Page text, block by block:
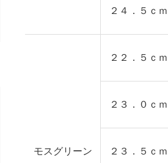
mame
162cm
２４．５ｃｍ
モスグリーン
２２．５ｃｍ
２３．０ｃｍ
２３．５ｃｍ